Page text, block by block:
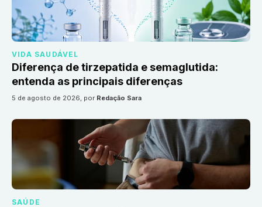
VIDA SAUDÁVEL
Diferença de tirzepatida e semaglutida:
entenda as principais diferenças
5 de agosto de 2026, por Redação Sara
SAÚDE